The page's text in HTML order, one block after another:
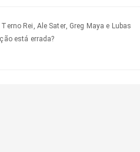
Terno Rei, Ale Sater, Greg Maya e Lubas
está errada?